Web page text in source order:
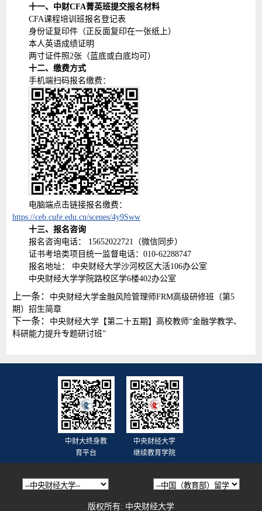
十一、中财CFA菁英班提交报名材料
CFA课程培训班报名登记表
身份证复印件（正反面复印在一张纸上）
本人英语成绩证明
两寸证件照2张（蓝底或白底均可）
十二、缴费方式
手机端扫码报名缴费：
电脑端点击链接报名缴费：
https://ceb.cufe.edu.cn/scenes/4y9Sww
十三、报名咨询
报名咨询电话： 15652022721（微信同步）
证书考培类项目统一监督电话：010-62288747
报名地址： 中央财经大学沙河校区大活106办公室
中央财经大学学院路校区学6楼402办公室
上一条：
中央财经大学金融风险管理师FRM高级研修班（第5
期）招生简章
下一条：
中央财经大学【第二十五期】高校教师“金融学教学、
科研能力提升专题研讨班”
中财大终身教
育平台
中央财经大学
继续教育学院
版权所有: 中央财经大学